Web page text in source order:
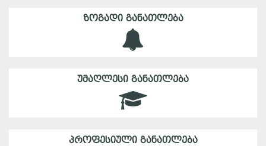
ᲖᲝᲒᲐᲓᲘ ᲒᲐᲜᲐᲗᲚᲔᲑᲐ
ᲣᲛᲐᲦᲚᲔᲡᲘ ᲒᲐᲜᲐᲗᲚᲔᲑᲐ
ᲞᲠᲝᲤᲔᲡᲘᲣᲚᲘ ᲒᲐᲜᲐᲗᲚᲔᲑᲐ